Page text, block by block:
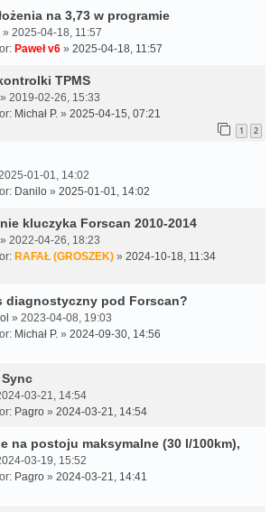
na 3,73 w programie
» 2025-04-18, 11:57
Paweł v6 » 2025-04-18, 11:57
TPMS
» 2019-02-26, 15:33
Michał P. » 2025-04-15, 07:21
1 2
01-01, 14:02
Danilo » 2025-01-01, 14:02
kluczyka Forscan 2010-2014
» 2022-04-26, 18:23
RAFAŁ (GROSZEK) » 2024-10-18, 11:34
diagnostyczny pod Forscan?
» 2023-04-08, 19:03
Michał P. » 2024-09-30, 14:56
03-21, 14:54
Pagro » 2024-03-21, 14:54
na postoju maksymalne (30 l/100km),
03-19, 15:52
Pagro » 2024-03-21, 14:41